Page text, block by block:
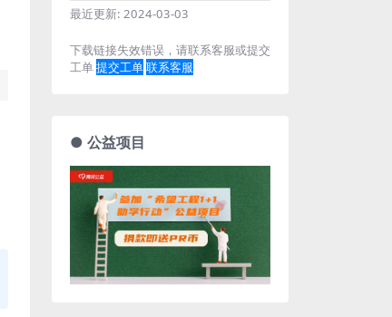
最近更新: 2024-03-03
下载链接失效错误，请联系客服或提交
工单提交工单联系客服
● 公益项目